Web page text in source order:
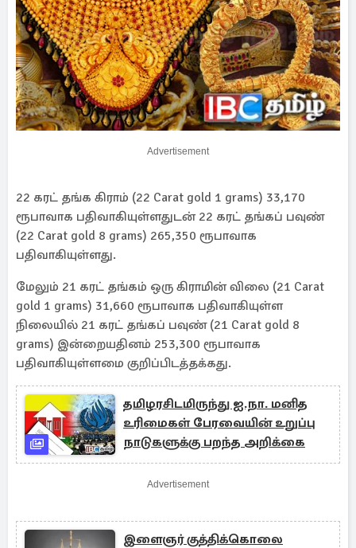
Advertisement
22 கரட் தங்க கிராம் (22 Carat gold 1 grams) 33,170
ரூபாவாக பதிவாகியுள்ளதுடன் 22 கரட் தங்கப் பவுண்
(22 Carat gold 8 grams) 265,350 ரூபாவாக
பதிவாகியுள்ளது.
மேலும் 21 கரட் தங்கம் ஒரு கிராமின் விலை (21 Carat
gold 1 grams) 31,660 ரூபாவாக பதிவாகியுள்ள
நிலையில் 21 கரட் தங்கப் பவுண் (21 Carat gold 8
grams) இன்றையதினம் 253,300 ரூபாவாக
பதிவாகியுள்ளமை குறிப்பிடத்தக்கது.
தமிழரசிடமிருந்து ஐ.நா. மனித
உரிமைகள் பேரவையின் உறுப்பு
நாடுகளுக்கு பறந்த அறிக்கை
Advertisement
இளைஞர் குத்திக்கொலை